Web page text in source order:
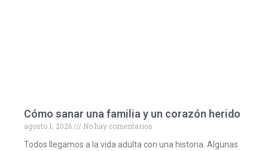
Cómo sanar una familia y un corazón herido
agosto 1, 2026
No hay comentarios
Todos llegamos a la vida adulta con una historia. Algunas